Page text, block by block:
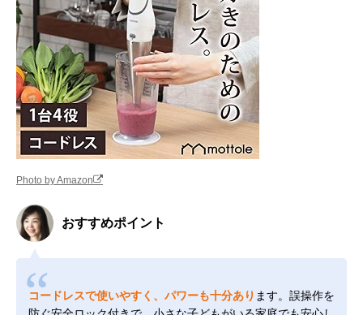
Photo by Amazon
おすすめポイント
コードレスで使いやすく、パワーも十分あり ます。誤操作を